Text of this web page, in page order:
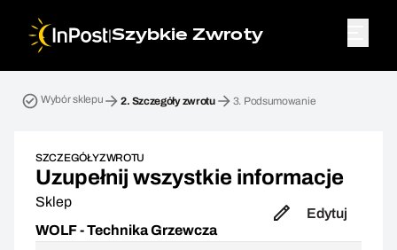
|Szybkie Zwroty
Wybór sklepu 2. Szczegóły zwrotu 3. Podsumowanie
SZCZEGÓŁY ZWROTU
Uzupełnij wszystkie informacje
Sklep
WOLF - Technika Grzewcza
Edytuj